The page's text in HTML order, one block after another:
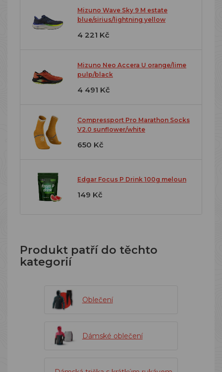
Mizuno Wave Sky 9 M estate
blue/sirius/lightning yellow
4 221 Kč
Mizuno Neo Accera U orange/lime
pulp/black
4 491 Kč
Compressport Pro Marathon Socks
V2.0 sunflower/white
650 Kč
Edgar Focus P Drink 100g meloun
149 Kč
Produkt patří do těchto
kategorií
Oblečení
Dámské oblečení